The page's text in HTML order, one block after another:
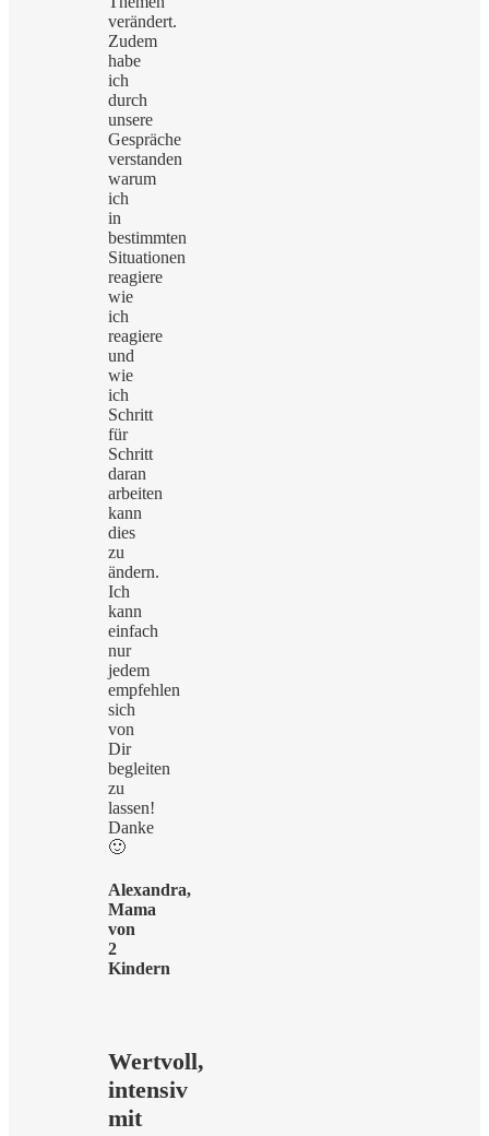
verändert.
Zudem
habe
ich
durch
unsere
Gespräche
verstanden
warum
ich
in
bestimmten
Situationen
reagiere
wie
ich
reagiere
und
wie
ich
Schritt
für
Schritt
daran
arbeiten
kann
dies
zu
ändern.
Ich
kann
einfach
nur
jedem
empfehlen
sich
von
Dir
begleiten
zu
lassen!
Danke
🙂
Alexandra,
Mama
von
2
Kindern
Wertvoll,
intensiv
mit